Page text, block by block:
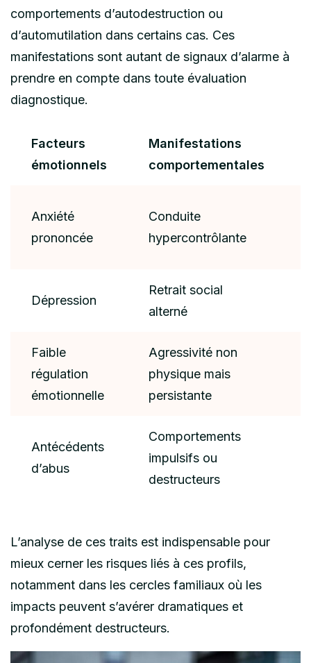
comportements d’autodestruction ou
d’automutilation dans certains cas. Ces
manifestations sont autant de signaux d’alarme à
prendre en compte dans toute évaluation
diagnostique.
Facteurs
émotionnels
Manifestations
comportementales
Anxiété
prononcée
Conduite
hypercontrôlante
Dépression
Retrait social
alterné
Faible
régulation
émotionnelle
Agressivité non
physique mais
persistante
Antécédents
d’abus
Comportements
impulsifs ou
destructeurs
L’analyse de ces traits est indispensable pour
mieux cerner les risques liés à ces profils,
notamment dans les cercles familiaux où les
impacts peuvent s’avérer dramatiques et
profondément destructeurs.